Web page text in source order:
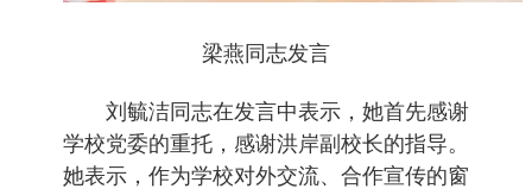
梁燕同志发言
刘毓洁同志在发言中表示，她首先感谢
学校党委的重托，感谢洪岸副校长的指导。
她表示，作为学校对外交流、合作宣传的窗